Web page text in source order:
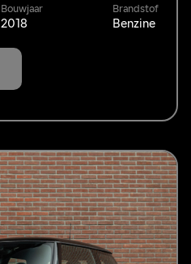
Bouwjaar
2018
Brandstof
Benzine